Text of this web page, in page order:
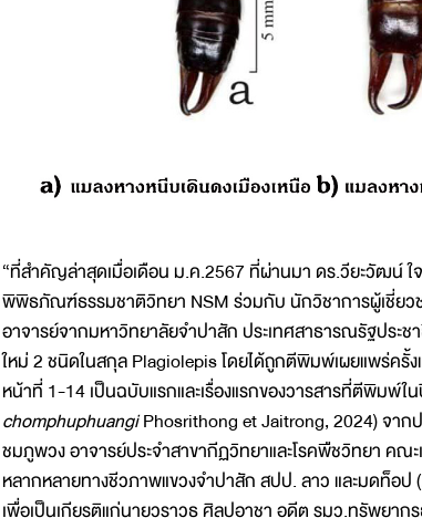
“ที่สำคัญล่าสุดเมื่อเดือน ม.ค.2567 ที่ผ่านมา ดร.วียะวัฒน์
พิพิธภัณฑ์ธรรมชาติวิทยา NSM ร่วมกับ นักวิชาการผู้เชี่ย
อาจารย์จากมหาวิทยาลัยจำปาสัก ประเทศสาธารณรัฐประ
ใหม่ 2 ชนิดในสกุล Plagiolepis โดยได้ถูกตีพิมพ์เผยแพร่ครั้
หน้าที่ 1-14 เป็นฉบับแรกและเรื่องแรกของวารสารที่ตีพิมพ์
chomphuphuangiPhosrithong et Jaitrong, 2024) จาก
ชมภูพวง อาจารย์ประจำสาขากีฏวิทยาและโรคพืชวิทยา ค
หลากหลายทางชีวภาพแขวงจำปาสัก สปป. ลาว และมดท็อป (
เพื่อเป็นเกียรติแก่นายวราวุธ ศิลปอาชา อดีต รมว.ทรัพยา